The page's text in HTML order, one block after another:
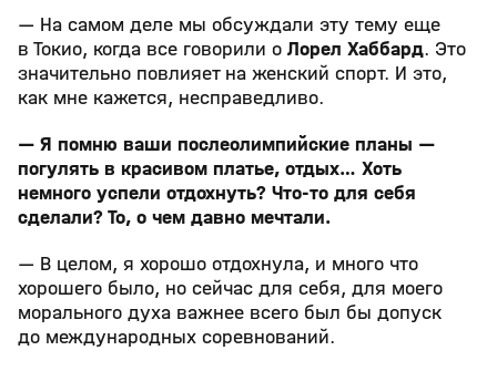
— На самом деле мы обсуждали эту тему еще
в Токио, когда все говорили о Лорел Хаббард. Это
значительно повлияет на женский спорт. И это,
как мне кажется, несправедливо.
— Я помню ваши послеолимпийские планы —
погулять в красивом платье, отдых… Хоть
немного успели отдохнуть? Что-то для себя
сделали? То, о чем давно мечтали.
— В целом, я хорошо отдохнула, и много что
хорошего было, но сейчас для себя, для моего
морального духа важнее всего был бы допуск
до международных соревнований.